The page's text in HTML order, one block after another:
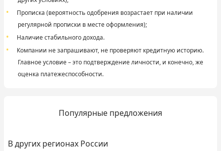
Прописка (вероятность одобрения возрастает при наличии
регулярной прописки в месте оформления);
Наличие стабильного дохода.
Компании не запрашивают, не проверяют кредитную историю.
Главное условие – это подтверждение личности, и конечно, же
оценка платежеспособности.
Популярные предложения
В других регионах России